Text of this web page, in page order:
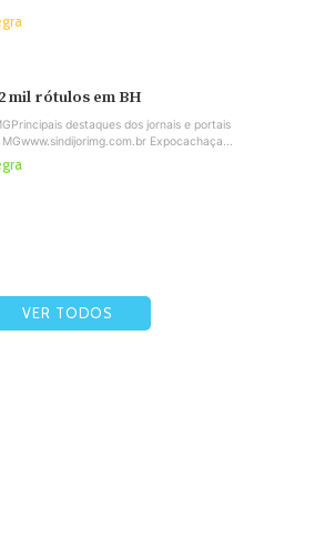
mil rótulos em BH
destaques dos jornais e portais
Expocachaça...
VER TODOS